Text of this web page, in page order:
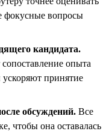
фокусные вопросы
кандидата.
опыта
принятие
обсуждений. Все
чтобы она оставалась